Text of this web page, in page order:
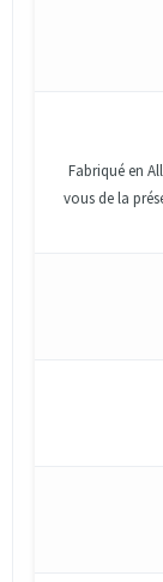
Fabriqué en
vous de la